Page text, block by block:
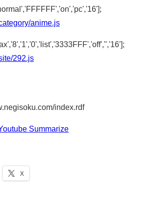
anime.js
292.js
index.rdf
Summarize
X